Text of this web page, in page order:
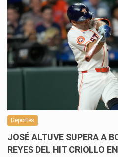
Deportes
JOSÉ ALTUVE SUPERA A
REYES DEL HIT CRIOLLO